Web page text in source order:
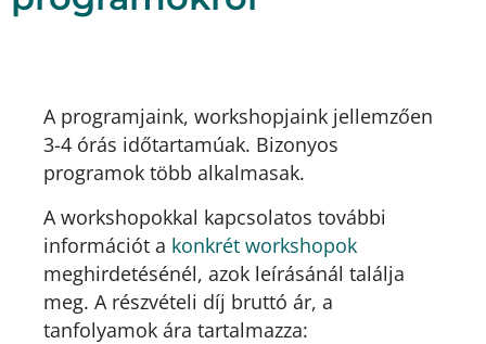
A programjaink, workshopjaink jellemzően
3-4 órás időtartamúak. Bizonyos
programok több alkalmasak.
A workshopokkal kapcsolatos további
információt a konkrét workshopok
meghirdetésénél, azok leírásánál találja
meg. A részvételi díj bruttó ár, a
tanfolyamok ára tartalmazza: